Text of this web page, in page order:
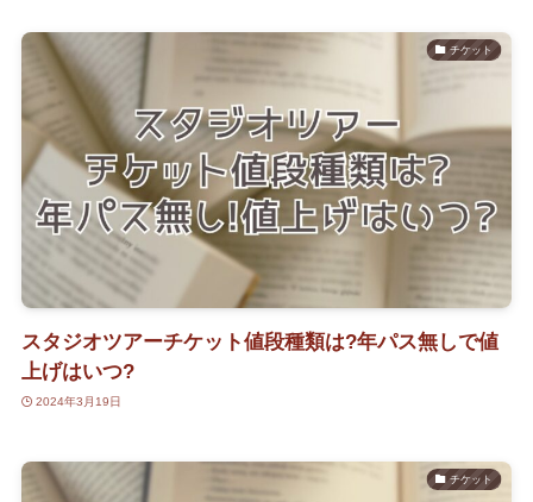
チケット
スタジオツアーチケット値段種類は?年パス無しで値
上げはいつ?
2024年3月19日
チケット